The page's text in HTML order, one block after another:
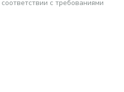
с требованиями